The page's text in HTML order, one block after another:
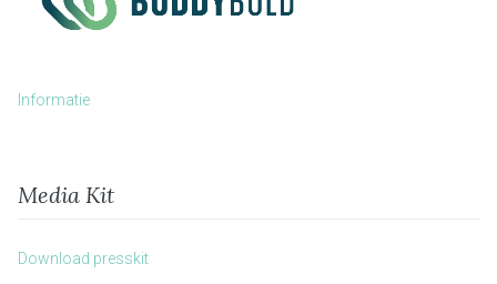
Informatie
Media Kit
Download presskit